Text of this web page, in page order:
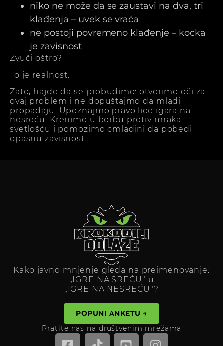
niko ne može da se zaustavi na dva, tri
klađenja – uvek se vraća
ne postoji povremeno klađenje – kocka
je zavisnost
Zvuči oštro?
To je realnost.
Zato, hajde da se probudimo: otvorimo oči za
ovaj problem i ne dopuštajmo da mladi
propadaju. Upoznajmo pravo lice igara na
nesreću. Krenimo u borbu protiv mraka
svetlošću i pomozimo omladini da pobedi
opasnu zavisnost.
Kako javno mnjenje gleda na preimenovanje:
„IGRE NA SREĆU" u
„IGRE NA NESREĆU"?
POPUNI ANKETU →
Pratite nas na društvenim mrežama